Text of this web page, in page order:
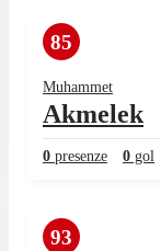
85
Muhammet
Akmelek
0 presenze 0 gol
93